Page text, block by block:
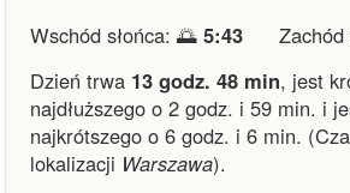
Wschód słońca: 🌅 5:43 Zachód
Dzień trwa 13 godz. 48 min, jest
najdłuższego o 2 godz. i 59 min. i
najkrótszego o 6 godz. i 6 min.
lokalizacji Warszawa).